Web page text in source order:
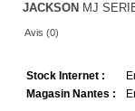
JACKSON MJ
Avis (0)
Stock Internet :
Magasin Nantes :